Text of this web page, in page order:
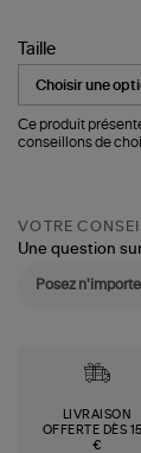
Navy,
Collaboration
A.P.C
Asics
Taille
Ce produit
conseillons de
VOTRE
Une question
LIVRAISON
OFFERTE DÈS
€